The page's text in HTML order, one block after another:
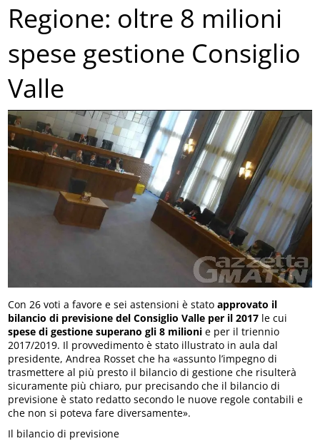
Regione: oltre 8 milioni
spese gestione Consiglio
Valle
Con 26 voti a favore e sei astensioni è statoapprovato il
bilancio di previsione del Consiglio Valle per il 2017 le cui
spese di gestione superano gli 8 milioni e per il triennio
2017/2019. Il provvedimento è stato illustrato in aula dal
presidente, Andrea Rosset che ha «assunto l’impegno di
trasmettere al più presto il bilancio di gestione che risulterà
sicuramente più chiaro, pur precisando che il bilancio di
previsione è stato redatto secondo le nuove regole contabili e
che non si poteva fare diversamente».
Il bilancio di previsione